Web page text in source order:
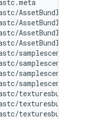
AssetBundles
samplescene
samplescene.meta
texturesbundle